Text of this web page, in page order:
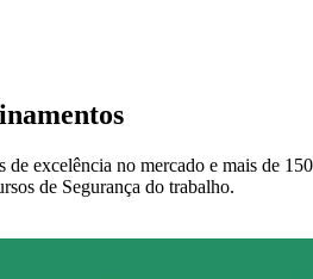
de excelência no mercado e mais de
de Segurança do trabalho.